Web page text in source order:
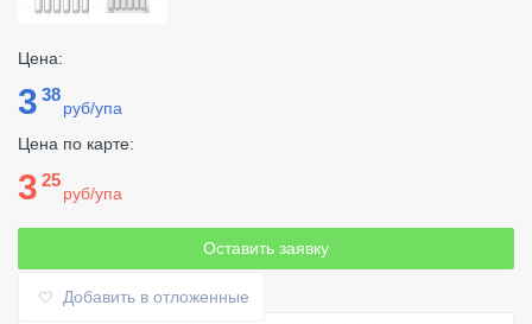
Цена:
3 38
руб/упа
Цена по карте:
3 25
руб/упа
Оставить заявку
Добавить в отложенные